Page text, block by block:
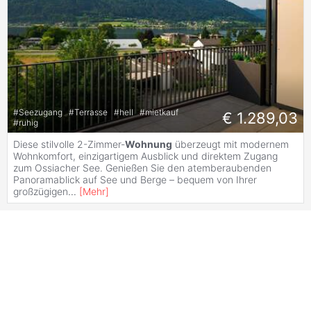
#Seezugang #Terrasse #hell #mietkauf
#ruhig € 1.289,03
Diese stilvolle 2-Zimmer-Wohnung überzeugt mit modernem
Wohnkomfort, einzigartigem Ausblick und direktem Zugang
zum Ossiacher See. Genießen Sie den atemberaubenden
Panoramablick auf See und Berge – bequem von Ihrer
großzügigen... [Mehr]